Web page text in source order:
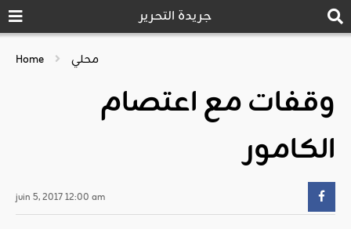
جريدة التحرير
Home محلي
وقفات مع اعتصام
الكامور
juin 5, 2017 12:00 am